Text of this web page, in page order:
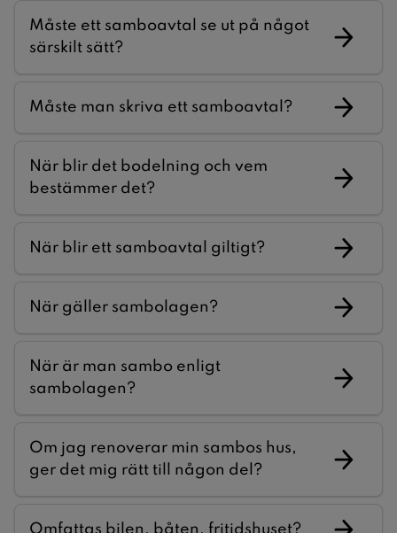
Måste ett samboavtal se ut på något
särskilt sätt?
Måste man skriva ett samboavtal?
När blir det bodelning och vem
bestämmer det?
När blir ett samboavtal giltigt?
När gäller sambolagen?
När är man sambo enligt
sambolagen?
Om jag renoverar min sambos hus,
ger det mig rätt till någon del?
Omfattas bilen, båten, fritidshuset?